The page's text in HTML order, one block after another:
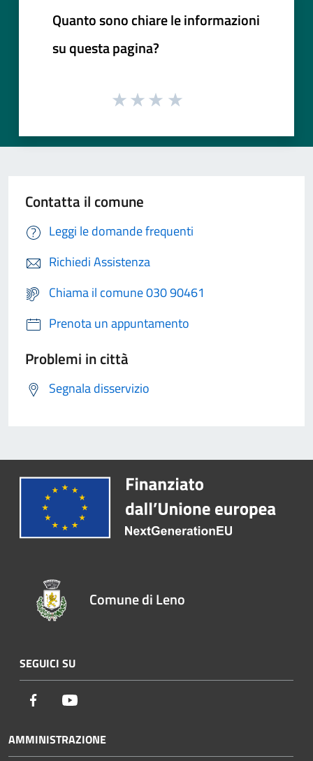
Quanto sono chiare le informazioni
su questa pagina?
Contatta il comune
Leggi le domande frequenti
Richiedi Assistenza
Chiama il comune 030 90461
Prenota un appuntamento
Problemi in città
Segnala disservizio
Comune di Leno
SEGUICI SU
Facebook
AMMINISTRAZIONE